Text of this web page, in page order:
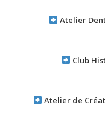
Atelier
Club
Atelier de